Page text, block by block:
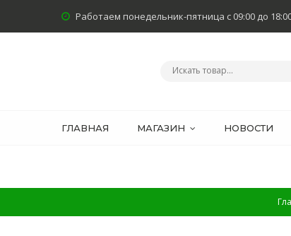
Работаем понедельник-пятница с 09:00 до
ГЛАВНАЯ МАГАЗИН НОВОСТИ